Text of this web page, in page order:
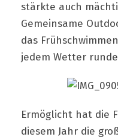
stärkte auch
Gemeinsame
das
jedem Wetter
Ermöglicht hat die
diesem Jahr die